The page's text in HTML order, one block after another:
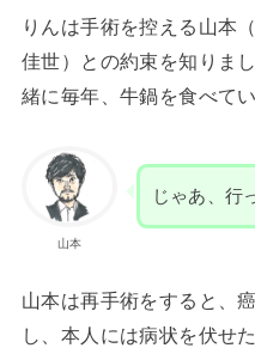
りんは手術を控える山本
佳世）との約束を知りま
緒に毎年、牛鍋を食べて
山本
じゃあ、行
山本は再手術をすると、
し、本人には病状を伏せ